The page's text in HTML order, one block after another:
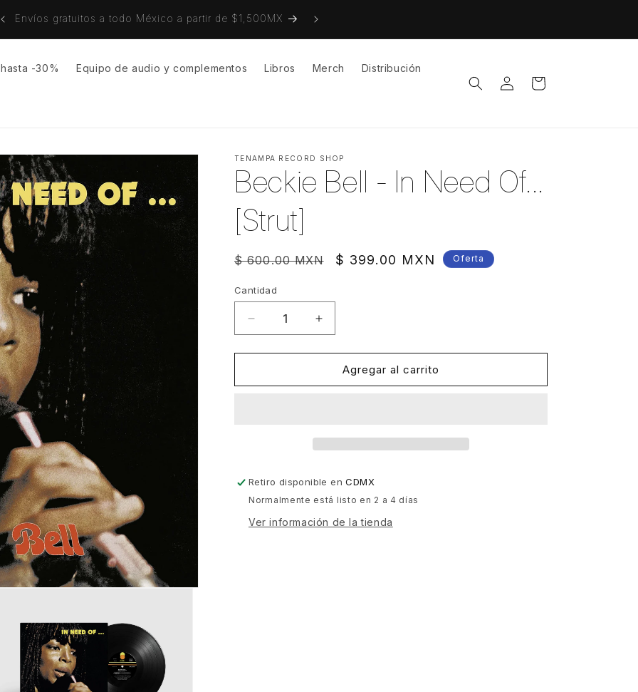
Envíos gratuitos a todo México a partir de $1,500MX
-30% Equipo de audio y complementos Libros Merch Distribución
Iniciar
sesión
Carrito
TENAMPA RECORD SHOP
Beckie Bell - In Need Of...
[Strut]
Precio
$ 600.00 MXN
Precio
oferta
$ 399.00 MXN Oferta
Cantidad
Cantidad
Reducir
cantidad
para
Bell
Aumentar
cantidad
para
Beckie
Bell
Agregar al carrito
Retiro disponible enCDMX
Normalmente está listo en 2 a 4 días
Ver información de la tienda